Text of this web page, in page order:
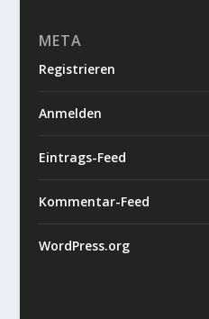
META
Registrieren
Anmelden
Eintrags-Feed
Kommentar-Feed
WordPress.org